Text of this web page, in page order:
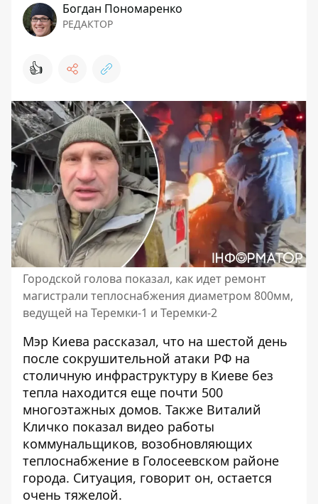
Богдан Пономаренко
РЕДАКТОР
👍
Городской голова показал, как идет ремонт
магистрали теплоснабжения диаметром 800мм,
ведущей на Теремки-1 и Теремки-2
Мэр Киева рассказал, что на шестой день
после сокрушительной атаки РФ на
столичную инфраструктуру в Киеве без
тепла находится еще почти 500
многоэтажных домов. Также Виталий
Кличко показал видео работы
коммунальщиков, возобновляющих
теплоснабжение в Голосеевском районе
города. Ситуация, говорит он, остается
очень тяжелой.